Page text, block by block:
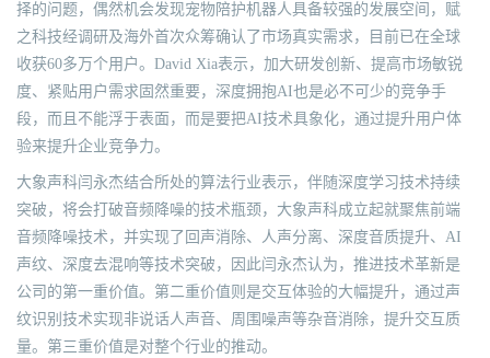
择的问题，偶然机会发现宠物陪护机器人具备较强的发展空间，赋
之科技经调研及海外首次众筹确认了市场真实需求，目前已在全球
收获60多万个用户。David Xia表示，加大研发创新、提高市场敏锐
度、紧贴用户需求固然重要，深度拥抱AI也是必不可少的竞争手
段，而且不能浮于表面，而是要把AI技术具象化，通过提升用户体
验来提升企业竞争力。
大象声科闫永杰结合所处的算法行业表示，伴随深度学习技术持续
突破，将会打破音频降噪的技术瓶颈，大象声科成立起就聚焦前端
音频降噪技术，并实现了回声消除、人声分离、深度音质提升、AI
声纹、深度去混响等技术突破，因此闫永杰认为，推进技术革新是
公司的第一重价值。第二重价值则是交互体验的大幅提升，通过声
纹识别技术实现非说话人声音、周围噪声等杂音消除，提升交互质
量。第三重价值是对整个行业的推动。